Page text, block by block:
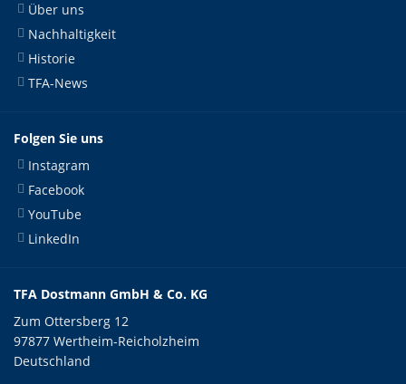
Über uns
Nachhaltigkeit
Historie
TFA-News
Folgen Sie uns
Instagram
Facebook
YouTube
LinkedIn
TFA Dostmann GmbH & Co. KG
Zum Ottersberg 12
97877 Wertheim-Reicholzheim
Deutschland